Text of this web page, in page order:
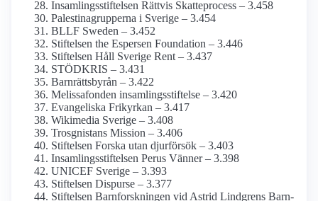
Insamlings­stiftelsen Rättvis Skatteprocess – 3.458
Palestina­grupperna i Sverige – 3.454
BLLF Sweden – 3.452
Stiftelsen the Espersen Foundation – 3.446
Stiftelsen Håll Sverige Rent – 3.437
STÖDKRIS – 3.431
Barnrättsbyrån – 3.422
Melissafonden insamlings­stiftelse – 3.420
Evangeliska Frikyrkan – 3.417
Wikimedia Sverige – 3.408
Trosgnistans Mission – 3.406
Stiftelsen Forska utan djurförsök – 3.403
Insamlings­stiftelsen Perus Vänner – 3.398
UNICEF Sverige – 3.393
Stiftelsen Dispurse – 3.377
Stiftelsen Barn­forskningen vid Astrid Lindgrens Barn­